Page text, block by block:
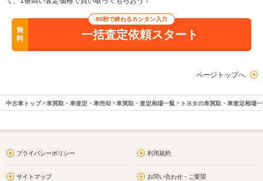
無
料
90秒で終わるカンタン入力
一括査定依頼スタート
ページトップへ
中古車トップ 車買取・車査定・車売却 車買取・査定相場一覧 トヨタの車買取・車査定相場
プライバシーポリシー 利用規約
サイトマップ お問い合わせ・ご要望